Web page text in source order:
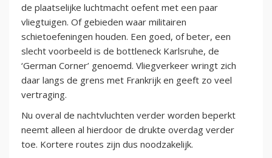
de plaatselijke luchtmacht oefent met een paar
vliegtuigen. Of gebieden waar militairen
schietoefeningen houden. Een goed, of beter, een
slecht voorbeeld is de bottleneck Karlsruhe, de
‘German Corner’ genoemd. Vliegverkeer wringt zich
daar langs de grens met Frankrijk en geeft zo veel
vertraging.
Nu overal de nachtvluchten verder worden beperkt
neemt alleen al hierdoor de drukte overdag verder
toe. Kortere routes zijn dus noodzakelijk.